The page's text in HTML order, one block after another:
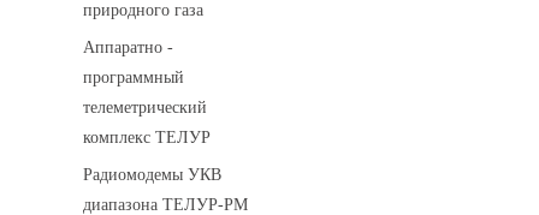
природного газа
Аппаратно -
программный
телеметрический
комплекс ТЕЛУР
Радиомодемы УКВ
диапазона ТЕЛУР-РМ